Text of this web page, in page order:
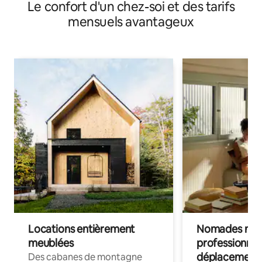
Le confort d'un chez-soi et des tarifs
mensuels avantageux
Locations entièrement
meublées
Des cabanes de montagne
Nomades
déplacement